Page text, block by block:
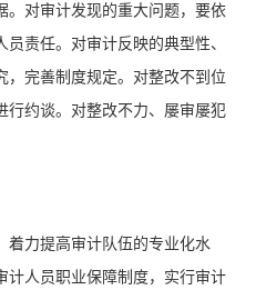
。对审计发现的重大问题，要依
责任。对审计反映的典型性、
，完善制度规定。对整改不到位
行约谈。对整改不力、屡审屡犯
着力提高审计队伍的专业化水
计人员职业保障制度，实行审计